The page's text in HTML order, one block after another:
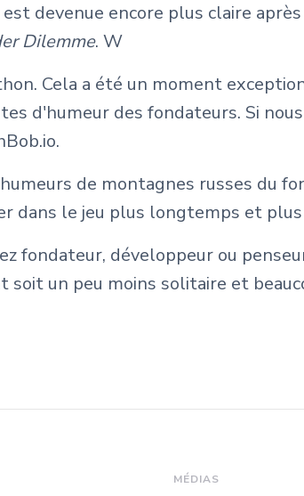
devenue encore plus claire
Dilemme. W
Cela a été un moment
d'humeur des fondateurs. Si
de montagnes russes du
dans le jeu plus longtemps et
fondateur, développeur ou
un peu moins solitaire et
MÉDIAS